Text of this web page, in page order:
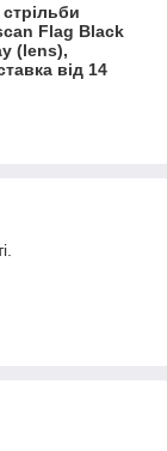
Flag Black
(lens),
від 14